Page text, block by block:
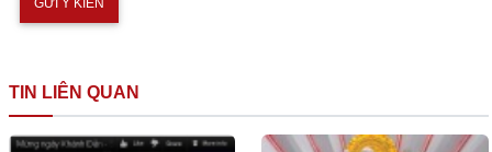
TIN LIÊN QUAN